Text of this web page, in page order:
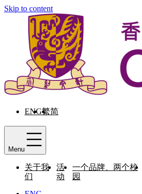
Skip to content
ENG繁简
Menu
关于我
们
活
动
一个品牌、两个校
园